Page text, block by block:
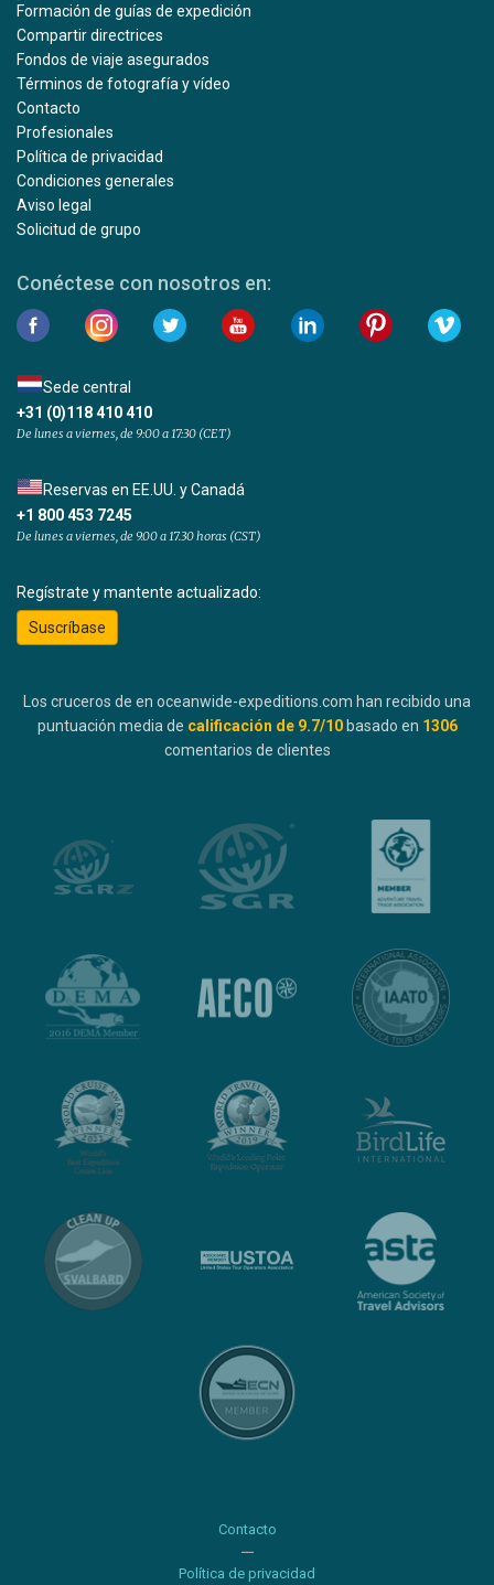
Formación de guías de expedición
Compartir directrices
Fondos de viaje asegurados
Términos de fotografía y vídeo
Contacto
Profesionales
Política de privacidad
Condiciones generales
Aviso legal
Solicitud de grupo
Conéctese con nosotros en:
Sede central
+31 (0)118 410 410
De lunes a viernes, de 9:00 a 17:30 (CET)
Reservas en EE.UU. y Canadá
+1 800 453 7245
De lunes a viernes, de 9.00 a 17.30 horas (CST)
Regístrate y mantente actualizado:
Suscríbase
Los cruceros de en oceanwide-expeditions.com han recibido una
puntuación media de calificación de 9.7/10 basado en 1306
comentarios de clientes
Contacto
Política de privacidad